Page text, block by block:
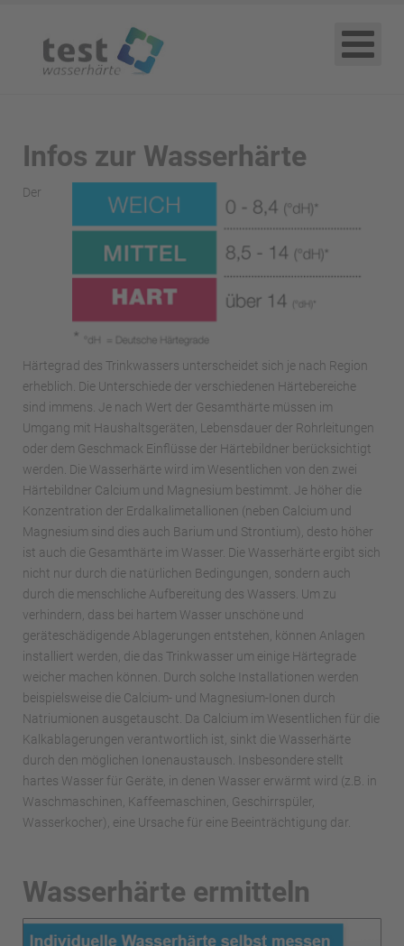
Infos zur Wasserhärte
Der
Härtegrad des Trinkwassers unterscheidet sich je nach Region
erheblich. Die Unterschiede der verschiedenen Härtebereiche
sind immens. Je nach Wert der Gesamthärte müssen im
Umgang mit Haushaltsgeräten, Lebensdauer der Rohrleitungen
oder dem Geschmack Einflüsse der Härtebildner berücksichtigt
werden. Die Wasserhärte wird im Wesentlichen von den zwei
Härtebildner Calcium und Magnesium bestimmt. Je höher die
Konzentration der Erdalkalimetallionen (neben Calcium und
Magnesium sind dies auch Barium und Strontium), desto höher
ist auch die Gesamthärte im Wasser. Die Wasserhärte ergibt sich
nicht nur durch die natürlichen Bedingungen, sondern auch
durch die menschliche Aufbereitung des Wassers. Um zu
verhindern, dass bei hartem Wasser unschöne und
geräteschädigende Ablagerungen entstehen, können Anlagen
installiert werden, die das Trinkwasser um einige Härtegrade
weicher machen können. Durch solche Installationen werden
beispielsweise die Calcium- und Magnesium-Ionen durch
Natriumionen ausgetauscht. Da Calcium im Wesentlichen für die
Kalkablagerungen verantwortlich ist, sinkt die Wasserhärte
durch den möglichen Ionenaustausch. Insbesondere stellt
hartes Wasser für Geräte, in denen Wasser erwärmt wird (z.B. in
Waschmaschinen, Kaffeemaschinen, Geschirrspüler,
Wasserkocher), eine Ursache für eine Beeinträchtigung dar.
Wasserhärte ermitteln